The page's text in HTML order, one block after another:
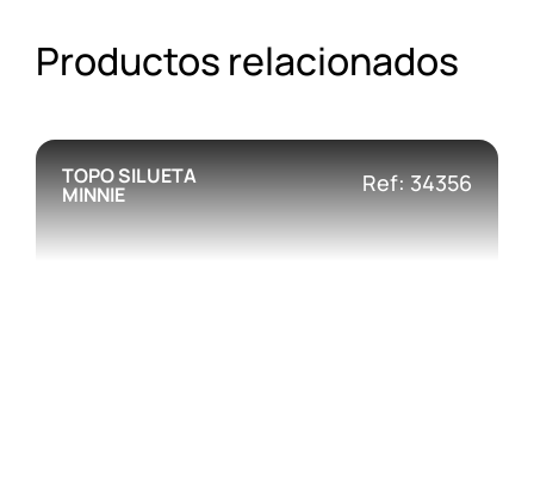
Productos relacionados
TOPO SILUETA
MINNIE Ref: 34356